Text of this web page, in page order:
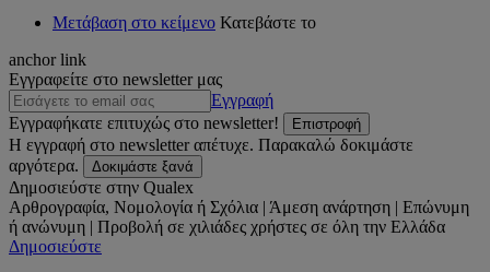
Μετάβαση στο κείμενο Κατεβάστε το
anchor link
Εγγραφείτε στο newsletter μας
Εγγραφή
Εγγραφήκατε επιτυχώς στο newsletter!
Επιστροφή
Η εγγραφή στο newsletter απέτυχε. Παρακαλώ δοκιμάστε
αργότερα.
Δοκιμάστε ξανά
Δημοσιεύστε στην Qualex
Αρθρογραφία, Νομολογία ή Σχόλια | Άμεση ανάρτηση | Επώνυμη
ή ανώνυμη | Προβολή σε χιλιάδες χρήστες σε όλη την Ελλάδα
Δημοσιεύστε